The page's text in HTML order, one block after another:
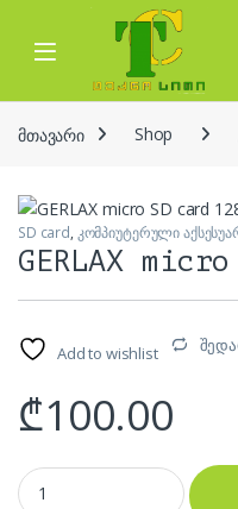
Skip to navigation
Skip to content
Open
მთავარი Shop
SD card, კომპიუტერული
GERLAX
Add to wishlist
₾100.00
GERLAX micro SD card